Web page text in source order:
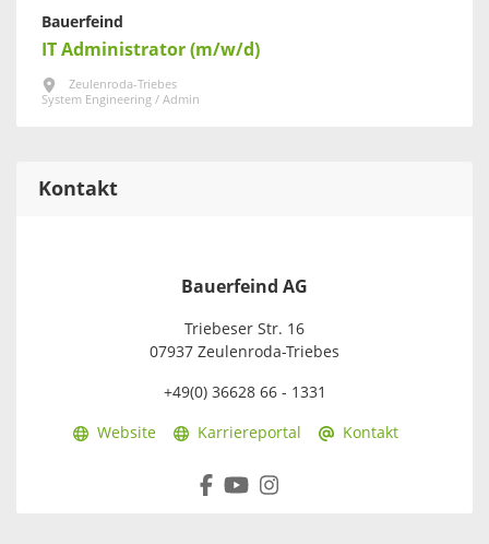
Bauerfeind
IT Administrator (m/w/d)
Zeulenroda-Triebes
System Engineering / Admin
Kontakt
Bauerfeind AG
Triebeser Str. 16
07937 Zeulenroda-Triebes
+49(0) 36628 66 - 1331
Website Karriereportal Kontakt